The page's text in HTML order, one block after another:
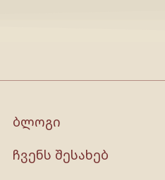
ბლოგი
ჩვენს შესახებ